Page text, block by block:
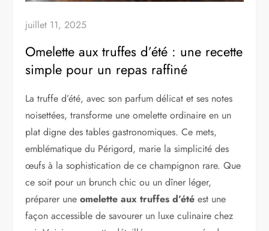
juillet 11, 2025
Omelette aux truffes d’été : une recette
simple pour un repas raffiné
La truffe d’été, avec son parfum délicat et ses notes
noisettées, transforme une omelette ordinaire en un
plat digne des tables gastronomiques. Ce mets,
emblématique du Périgord, marie la simplicité des
œufs à la sophistication de ce champignon rare. Que
ce soit pour un brunch chic ou un dîner léger,
préparer uneomelette aux truffes d’été est une
façon accessible de savourer un luxe culinaire chez